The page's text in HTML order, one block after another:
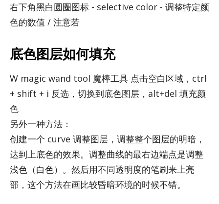
右下角黑白圆圈图标 - se­lec­tive color - 调整特定颜
色的数值 / 注意若
底色图层如何填充
W magic wand tool 魔棒工具 点击空白区域，ctrl
+ shift + i 反选，切换到底色图层，alt+del 填充颜
色
另外一种方法：
创建一个 curve 调整图层，调整整个图层的明暗，
达到上底色的效果。调整曲线的最右边端点是调整
浅色（白色）。然后用不同透明度的笔刷来上亮
部，这个方法在画比较昏暗环境的时候不错。